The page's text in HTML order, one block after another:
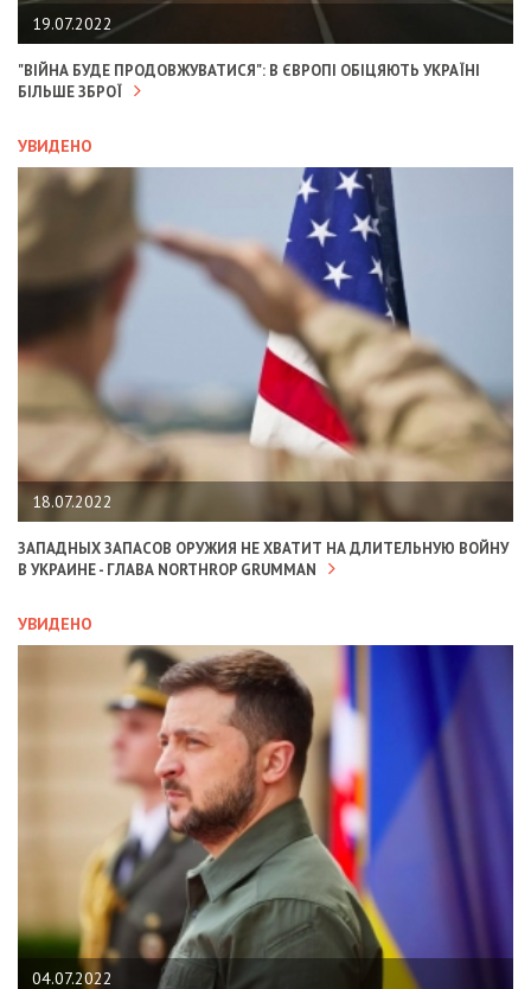
19.07.2022
"ВІЙНА БУДЕ ПРОДОВЖУВАТИСЯ": В ЄВРОПІ ОБІЦЯЮТЬ УКРАЇНІ
БІЛЬШЕ ЗБРОЇ
УВИДЕНО
18.07.2022
ЗАПАДНЫХ ЗАПАСОВ ОРУЖИЯ НЕ ХВАТИТ НА ДЛИТЕЛЬНУЮ ВОЙНУ
В УКРАИНЕ - ГЛАВА NORTHROP GRUMMAN
УВИДЕНО
04.07.2022